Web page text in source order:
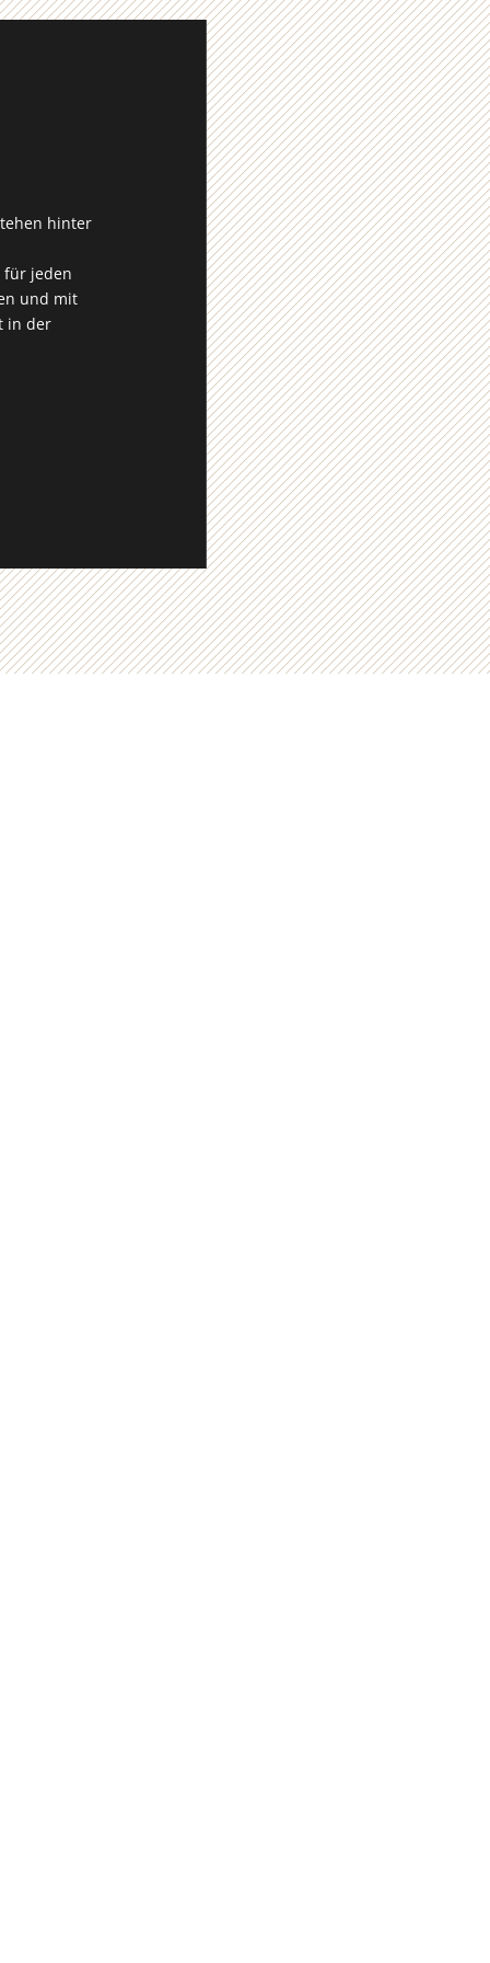
hinter
für jeden
und mit
in der